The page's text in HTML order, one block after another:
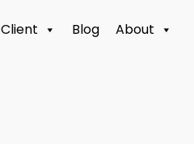
Client Blog About